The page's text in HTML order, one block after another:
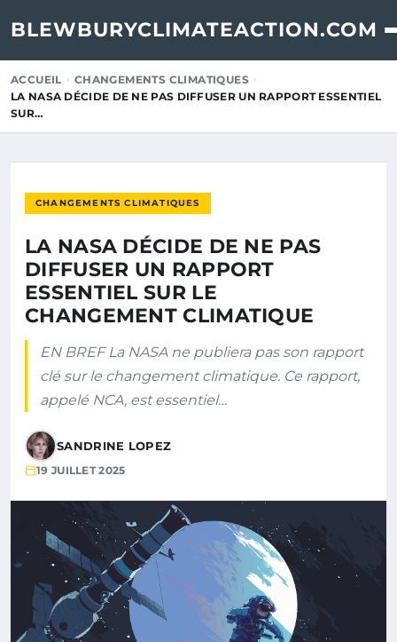
BLEWBURYCLIMATEACTION.COM
ACCUEIL
CHANGEMENTS CLIMATIQUES
LA NASA DÉCIDE DE NE PAS DIFFUSER UN RAPPORT ESSENTIEL
SUR…
CHANGEMENTS CLIMATIQUES
LA NASA DÉCIDE DE NE PAS
DIFFUSER UN RAPPORT
ESSENTIEL SUR LE
CHANGEMENT CLIMATIQUE
EN BREF La NASA ne publiera pas son rapport
clé sur le changement climatique. Ce rapport,
appelé NCA, est essentiel…
SANDRINE LOPEZ
19 JUILLET 2025